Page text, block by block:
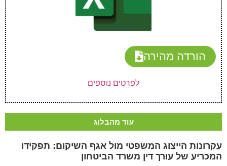
הורדה מהירה
לפרטים נוספים
עוד מהבלוג
עקרונות הייצוג המשפטי מול אגף השיקום: תפקידו
המכריע של עורך דין משרד הביטחון